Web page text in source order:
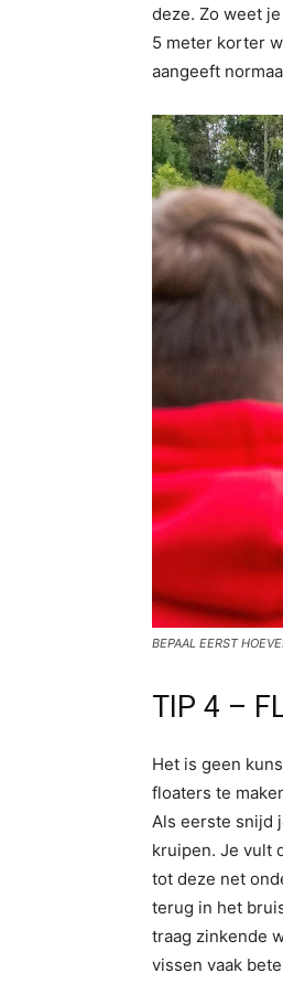
deze. Zo weet
5 meter korter
aangeeft
BEPAAL EERST
TIP 4 –
Het is geen
floaters te
Als eerste snijd
kruipen. Je vult
tot deze net
terug in het
traag zinkende
vissen vaak